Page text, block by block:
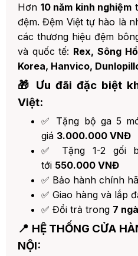
Hơn 10 năm kinh nghiệm
đệm. Đệm Việt tự hào là
các thương hiệu đệm
và quốc tế: Rex, Sông
Korea, Hanvico,
🎁 Ưu đãi đặc biệt
Việt:
✅ Tặng bộ ga 5
giá 3.000.000 VNĐ
✅ Tặng 1-2 gối
tới 550.000 VNĐ
✅ Bảo hành chính
✅ Giao hàng và lắp
✅ Đổi trả trong 7
📍 HỆ THỐNG CỬA
NỘI: